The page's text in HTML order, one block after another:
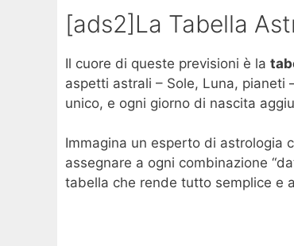
[ads2]La Tabella
Il cuore di queste previsioni è la
aspetti astrali – Sole, Luna, pianeti
unico, e ogni giorno di nascita
Immagina un esperto di astrologia
assegnare a ogni combinazione
tabella che rende tutto semplice e